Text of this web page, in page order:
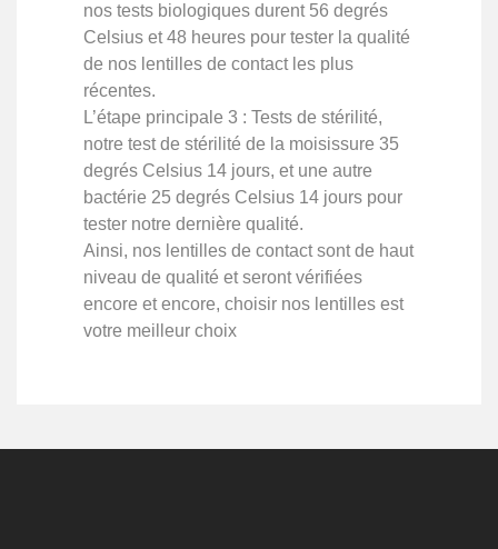
nos tests biologiques durent 56 degrés
Celsius et 48 heures pour tester la qualité
de nos lentilles de contact les plus
récentes.
L’étape principale 3 : Tests de stérilité,
notre test de stérilité de la moisissure 35
degrés Celsius 14 jours, et une autre
bactérie 25 degrés Celsius 14 jours pour
tester notre dernière qualité.
Ainsi, nos lentilles de contact sont de haut
niveau de qualité et seront vérifiées
encore et encore, choisir nos lentilles est
votre meilleur choix